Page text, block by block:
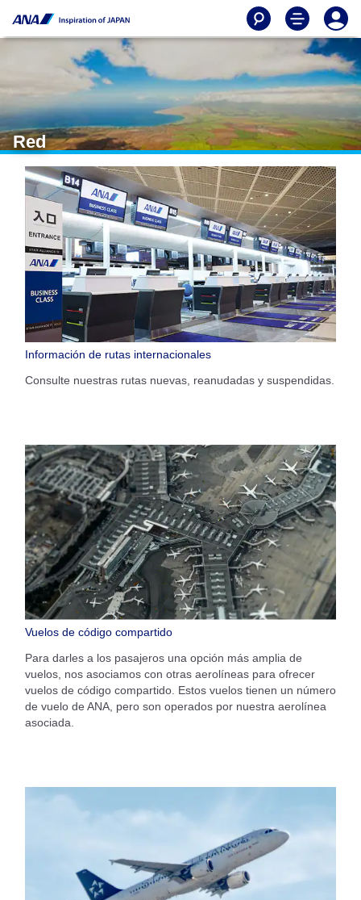
Red
Información de rutas internacionales
Consulte nuestras rutas nuevas, reanudadas y suspendidas.
Vuelos de código compartido
Para darles a los pasajeros una opción más amplia de
vuelos, nos asociamos con otras aerolíneas para ofrecer
vuelos de código compartido. Estos vuelos tienen un número
de vuelo de ANA, pero son operados por nuestra aerolínea
asociada.